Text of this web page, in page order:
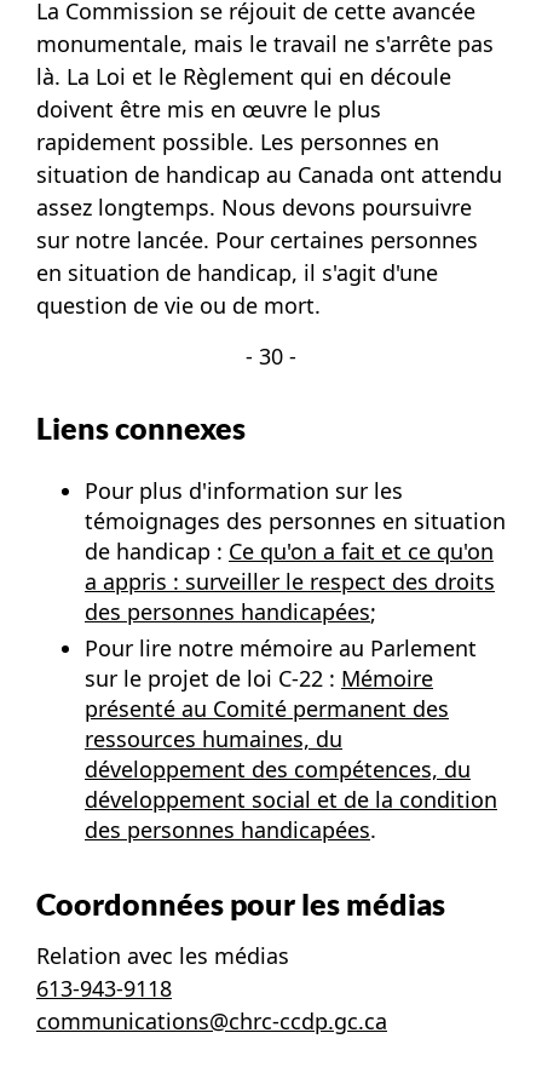
La Commission se réjouit de cette avancée
monumentale, mais le travail ne s'arrête pas
là. La Loi et le Règlement qui en découle
doivent être mis en œuvre le plus
rapidement possible. Les personnes en
situation de handicap au Canada ont attendu
assez longtemps. Nous devons poursuivre
sur notre lancée. Pour certaines personnes
en situation de handicap, il s'agit d'une
question de vie ou de mort.
- 30 -
Liens connexes
Pour plus d'information sur les
témoignages des personnes en situation
de handicap : Ce qu'on a fait et ce qu'on
a appris : surveiller le respect des droits
des personnes handicapées;
Pour lire notre mémoire au Parlement
sur le projet de loi C-22 : Mémoire
présenté au Comité permanent des
ressources humaines, du
développement des compétences, du
développement social et de la condition
des personnes handicapées.
Coordonnées pour les médias
Relation avec les médias
613-943-9118
communications@chrc-ccdp.gc.ca